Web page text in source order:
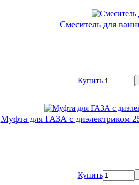
Смеситель для
Купить
Муфта для ГАЗА с диэлектриком
Купить